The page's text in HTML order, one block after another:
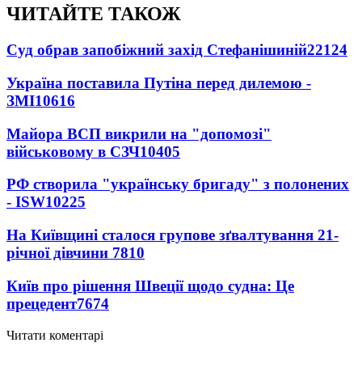
ЧИТАЙТЕ ТАКОЖ
Суд обрав запобіжний захід Стефанішиній22124
Україна поставила Путіна перед дилемою -
ЗМІ10616
Майора ВСП викрили на "допомозі"
військовому в СЗЧ10405
РФ створила "українську бригаду" з полонених
- ISW10225
На Київщині сталося групове зґвалтування 21-
річної дівчини 7810
Київ про рішення Швеції щодо судна: Це
прецедент7674
Читати коментарі